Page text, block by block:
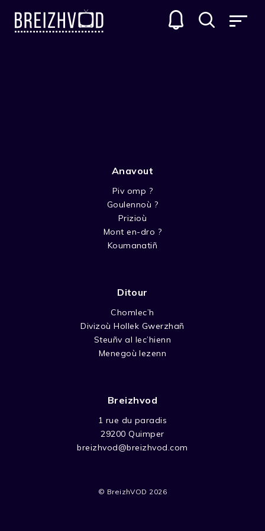
Anavout
Piv omp ?
Goulennoù ?
Prizioù
Mont en-dro ?
Koumanatiñ
Ditour
Chomlec’h
Divizoù Hollek Gwerzhañ
Steuñv al lec’hienn
Menegoù lezenn
Breizhvod
1 rue du paradis
29200 Quimper
breizhvod@breizhvod.com
© BreizhVOD 2026